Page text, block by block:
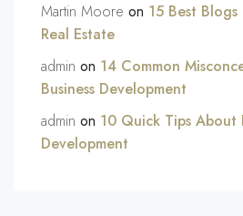
Martin Moore on 15 Best
Real Estate
admin on 14 Common
Business Development
admin on 10 Quick Tips About
Development